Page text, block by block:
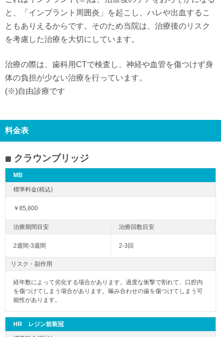
と、「インプラント周囲炎」を起こし、ハレや出血するこ
ともありえるからです。そのため当院は、治療後のリスク
を考慮した治療を大切にしています。
治療の際は、歯科用CTで検査し、神経や血管を傷つけず身
体の負担が少ない治療を行っています。
(※)自由診療です
料金表
クラウンブリッジ
MB
￥85,800
2週間-3週間 2-3回
リスク・副作用
経年数によって劣化する場合があります。過度な衝撃で割れて、口腔内
を傷つけてしまう場合があります。噛み合わせの歯を傷つけてしまう可
能性があります。
HR レジン前装冠